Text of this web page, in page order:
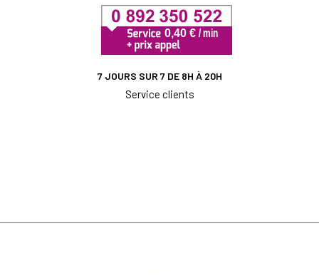
7 JOURS SUR 7 DE 8H À 20H
Service clients